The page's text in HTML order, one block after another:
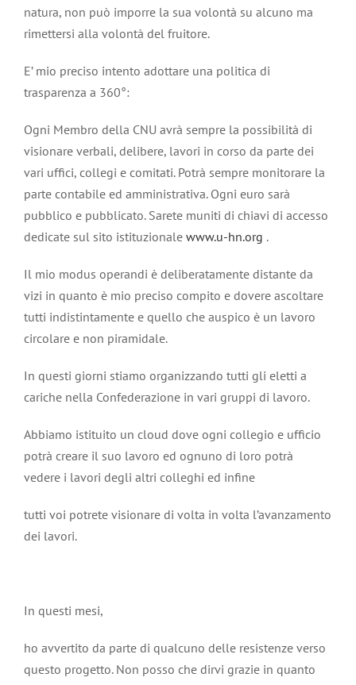
natura, non può imporre la sua volontà su alcuno ma
rimettersi alla volontà del fruitore.
E’ mio preciso intento adottare una politica di
trasparenza a 360°:
Ogni Membro della CNU avrà sempre la possibilità di
visionare verbali, delibere, lavori in corso da parte dei
vari uffici, collegi e comitati. Potrà sempre monitorare la
parte contabile ed amministrativa. Ogni euro sarà
pubblico e pubblicato. Sarete muniti di chiavi di accesso
dedicate sul sito istituzionale www.u-hn.org .
Il mio modus operandi è deliberatamente distante da
vizi in quanto è mio preciso compito e dovere ascoltare
tutti indistintamente e quello che auspico è un lavoro
circolare e non piramidale.
In questi giorni stiamo organizzando tutti gli eletti a
cariche nella Confederazione in vari gruppi di lavoro.
Abbiamo istituito un cloud dove ogni collegio e ufficio
potrà creare il suo lavoro ed ognuno di loro potrà
vedere i lavori degli altri colleghi ed infine
tutti voi potrete visionare di volta in volta l’avanzamento
dei lavori.
In questi mesi,
ho avvertito da parte di qualcuno delle resistenze verso
questo progetto. Non posso che dirvi grazie in quanto